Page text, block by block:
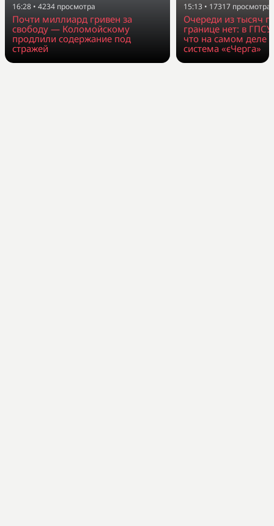
16:28 • 4234 просмотра
Почти миллиард гривен за
свободу — Коломойскому
продлили содержание под
стражей
15:13 • 17317 просмотра
Очереди из тысяч
границе нет: в
что на самом деле
система «єЧерга»